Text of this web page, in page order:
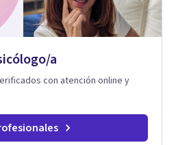
a
con atención online y